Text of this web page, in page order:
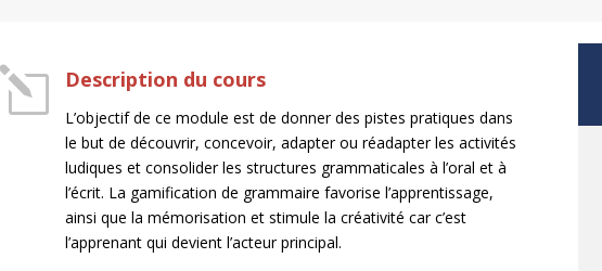
l Description du cours
L’objectif de ce module est de donner des pistes pratiques dans
le but de découvrir, concevoir, adapter ou réadapter les activités
ludiques et consolider les structures grammaticales à l’oral et à
l’écrit. La gamification de grammaire favorise l’apprentissage,
ainsi que la mémorisation et stimule la créativité car c’est
l’apprenant qui devient l’acteur principal.